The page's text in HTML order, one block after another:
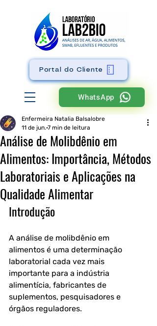
WhatsApp
Portal do Cliente
Análise de Molibdênio em
Alimentos: Importância, Métodos
Laboratoriais e Aplicações na
Qualidade Alimentar
Enfermeira Natalia Balsalobre
11 de jun. 7 min de leitura
Introdução
A análise de molibdênio em
alimentos é uma determinação
laboratorial cada vez mais
importante para a indústria
alimentícia, fabricantes de
suplementos, pesquisadores e
órgãos reguladores.